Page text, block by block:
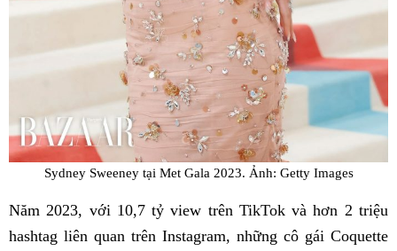
Sydney Sweeney tại Met Gala 2023. Ảnh: Getty Images
Năm 2023, với 10,7 tỷ view trên TikTok và hơn 2 triệu
hashtag liên quan trên Instagram, những cô gái Coquette